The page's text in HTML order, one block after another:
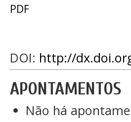
PDF
DOI: http://
APONTAMENTOS
Não há